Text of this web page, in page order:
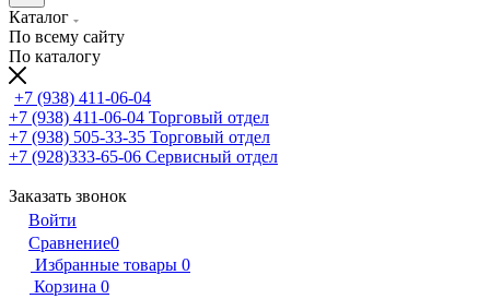
Каталог
По всему сайту
По каталогу
+7 (938) 411-06-04
+7 (938) 411-06-04 Торговый отдел
+7 (938) 505-33-35 Торговый отдел
+7 (928)333-65-06 Сервисный отдел
Заказать звонок
Войти
Сравнение0
Избранные товары 0
Корзина 0